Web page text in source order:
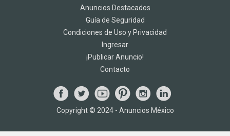
Anuncios Destacados
Guía de Seguridad
Condiciones de Uso y Privacidad
Ingresar
¡Publicar Anuncio!
Contacto
Copyright © 2024 - Anuncios México